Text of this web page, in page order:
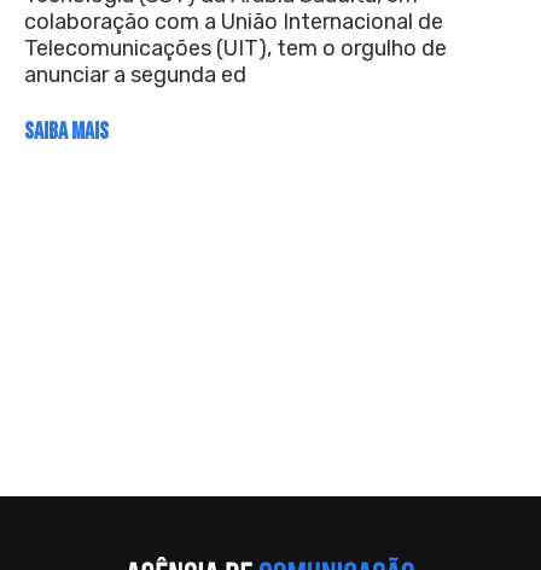
colaboração com a União Internacional de
Telecomunicações (UIT), tem o orgulho de
anunciar a segunda ed
SAIBA MAIS